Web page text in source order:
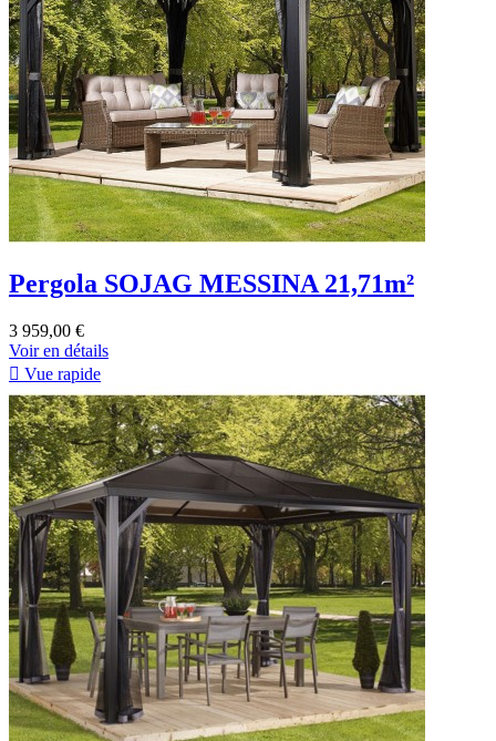
Pergola SOJAG MESSINA 21,71m²
3 959,00 €
Voir en détails
 Vue rapide